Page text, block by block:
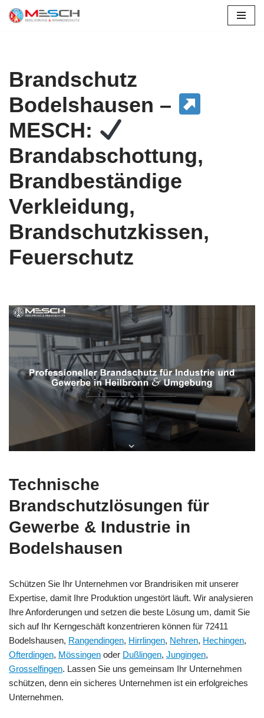
Brandschutz
Bodelshausen –
MESCH:
Brandabschottung,
Brandbeständige
Verkleidung,
Brandschutzkissen,
Feuerschutz
Technische
Brandschutzlösungen für
Gewerbe & Industrie in
Bodelshausen
Schützen Sie Ihr Unternehmen vor Brandrisiken mit unserer
Expertise, damit Ihre Produktion ungestört läuft. Wir analysieren
Ihre Anforderungen und setzen die beste Lösung um, damit Sie
sich auf Ihr Kerngeschäft konzentrieren können für 72411
Bodelshausen, Rangendingen, Hirrlingen, Nehren, Hechingen,
Ofterdingen, Mössingen oder Dußlingen, Jungingen,
Grosselfingen. Lassen Sie uns gemeinsam Ihr Unternehmen
schützen, denn ein sicheres Unternehmen ist ein erfolgreiches
Unternehmen.